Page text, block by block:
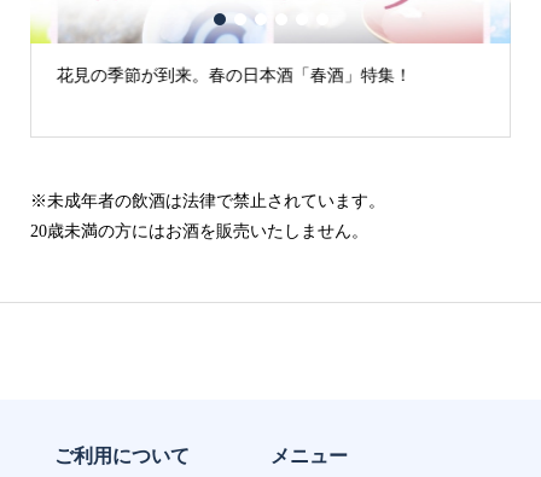
日本酒「春酒」特集！ 古城の街「犬山」の日本酒
1 2 3 5
※未成年者の飲酒は法律で禁止されています。
20歳未満の方にはお酒を販売いたしません。
ご利用について メニュー